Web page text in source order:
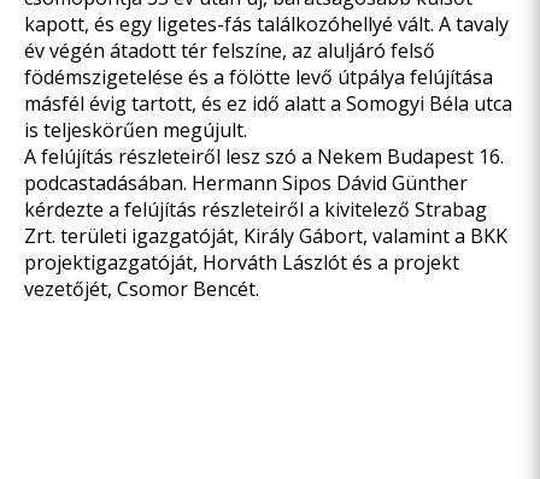
kapott, és egy ligetes-fás találkozóhellyé vált. A tavaly
év végén átadott tér felszíne, az aluljáró felső
födémszigetelése és a fölötte levő útpálya felújítása
másfél évig tartott, és ez idő alatt a Somogyi Béla utca
is teljeskörűen megújult.
A felújítás részleteiről lesz szó a Nekem Budapest 16.
podcastadásában. Hermann Sipos Dávid Günther
kérdezte a felújítás részleteiről a kivitelező Strabag
Zrt. területi igazgatóját, Király Gábort, valamint a BKK
projektigazgatóját, Horváth Lászlót és a projekt
vezetőjét, Csomor Bencét.